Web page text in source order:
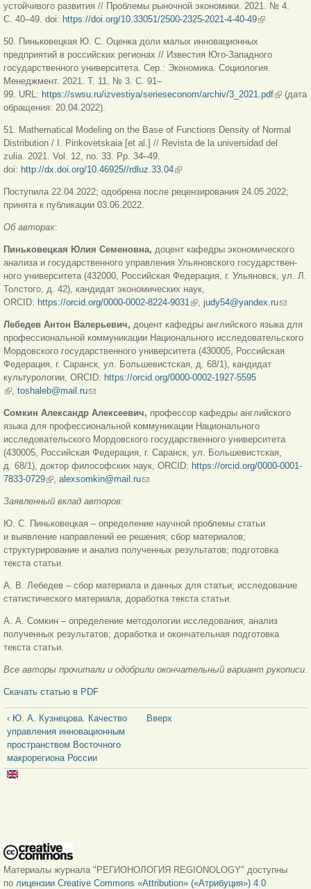
устойчивого развития // Проблемы рыночной экономики. 2021. № 4.
С. 40–49. doi: https://doi.org/10.33051/2500-2325-2021-4-40-49(внешняя
50. Пиньковецкая Ю. С. Оценка доли малых инновационных
предприятий в российских регионах // Известия Юго-Западного
государственного университета. Сер.: Экономика. Социология.
Менеджмент. 2021. Т. 11, № 3. С. 91–
99. URL: https://swsu.ru/izvestiya/serieseconom/archiv/3_2021.pdf
(дата
обращения: 20.04.2022).
51. Mathematical Modeling on the Base of Functions Density of Normal
Distribution / I. Pinkovetskaia [et al.] // Revista de la universidad del
zulia. 2021. Vol. 12, no. 33. Pp. 34–49.
doi: http://dx.doi.org/10.46925//rdluz.33.04(внешняя ссылка)
Поступила 22.04.2022; одобрена после рецензирования 24.05.2022;
принята к публикации 03.06.2022.
Об авторах:
Пиньковецкая Юлия Семеновна, доцент кафедры экономического
анализа и государственного управления Ульяновского государствен­
ного университета (432000, Российская Федерация, г. Ульяновск, ул. Л.
Толстого, д. 42), кандидат экономических наук,
ORCID: https://orcid.org/0000-0002-8224-9031(внешняя ссылка)
, judy54@yandex.ru(ссылка
email)
Лебедев Антон Валерьевич, доцент кафедры английского языка для
профессиональной коммуникации Национального исследовательского
Мордовского государственного университета (430005, Российская
Федерация, г. Саранск, ул. Большевистская, д. 68/1), кандидат
культурологии, ORCID: https://orcid.org/0000-0002-1927-5595
(внешняя ссылка)
, toshaleb@mail.ru(ссылка для отправки email)
Сомкин Александр Алексеевич, профессор кафедры английского
языка для профессиональной коммуникации Национального
исследовательского Мордовского государственного университета
(430005, Российская Федерация, г. Саранск, ул. Большевистская,
д. 68/1), доктор философских наук, ORCID: https://orcid.org/0000-0001-
7833-0729(внешняя ссылка)
, alexsomkin@mail.ru(ссылка для отправки email)
Заявленный вклад авторов:
Ю. С. Пиньковецкая – определение научной проблемы статьи
и выявление направлений ее решения; сбор материалов;
структурирование и анализ полученных результатов; подготовка
текста статьи.
А. В. Лебедев – сбор материала и данных для статьи; исследование
статистического материала; доработка текста статьи.
А. А. Сомкин – определение методологии исследования; анализ
полученных результатов; доработка и окончательная подготовка
текста статьи.
Все авторы прочитали и одобрили окончательный вариант рукописи.
Скачать статью в PDF
‹ Ю. А. Кузнецова. Качество
управления инновационным
пространством Восточного
макрорегиона России
Вверх
Материалы журнала "РЕГИОНОЛОГИЯ REGIONOLOGY" доступны
по лицензии Creative Commons «Attribution» («Атрибуция») 4.0